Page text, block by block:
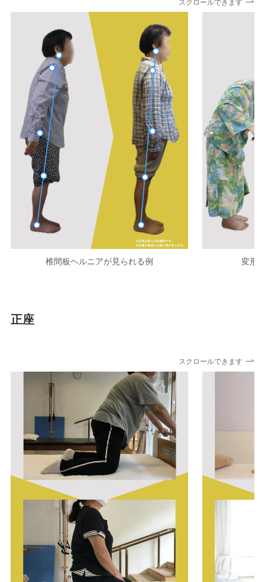
スクロールできます
椎間板ヘルニアが見られる例 変形
正座
スクロールできます